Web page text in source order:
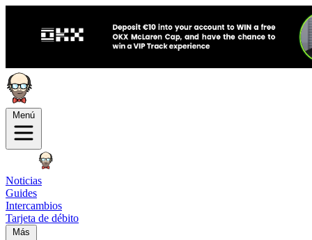
Menú
Noticias
Guides
Intercambios
Tarjeta de débito
Más